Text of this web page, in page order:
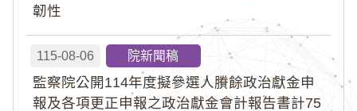
韌性
115-08-06 院新聞稿
監察院公開114年度擬參選人賸餘政治獻金申
報及各項更正申報之政治獻金會計報告書計75